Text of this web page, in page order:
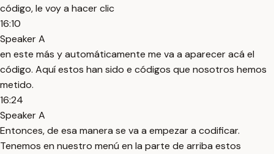
código, le voy a hacer clic
16:10
Speaker A
en este más y automáticamente me va a aparecer acá el
código. Aquí estos han sido e códigos que nosotros hemos
metido.
16:24
Speaker A
Entonces, de esa manera se va a empezar a codificar.
Tenemos en nuestro menú en la parte de arriba estos